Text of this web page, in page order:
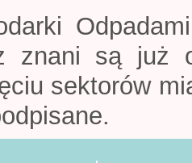
znani są już
sektorów